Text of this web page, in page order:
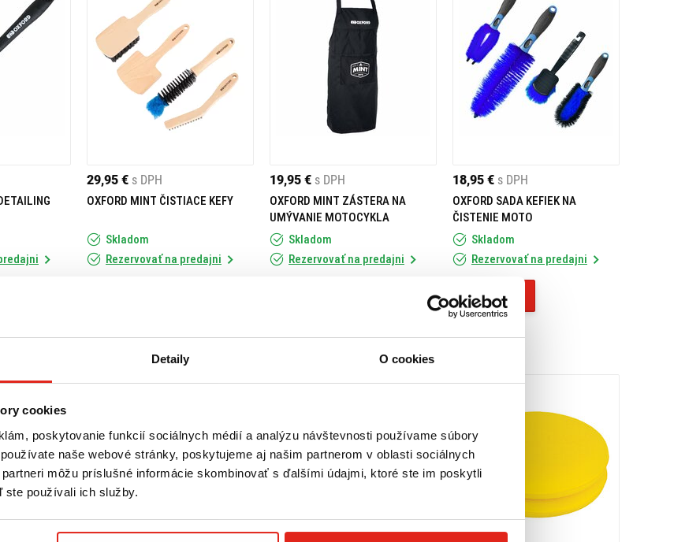
Detaily O cookies
cookies
poskytovanie funkcií sociálnych médií a analýzu návštevnosti používame súbory
naše webové stránky, poskytujeme aj našim partnerom v oblasti sociálnych
môžu príslušné informácie skombinovať s ďalšími údajmi, ktoré ste im poskytli
ste používali ich služby.
29,95 € s DPH
OXFORD MINT ČISTIACE KEFY
Skladom
Rezervovať na predajni
19,95 € s DPH
OXFORD MINT ZÁSTERA NA
UMÝVANIE MOTOCYKLA
Skladom
Rezervovať na predajni
18,95 € s DPH
OXFORD SADA KEFIEK NA
ČISTENIE MOTO
Skladom
Rezervovať na predajni
Kúpiť